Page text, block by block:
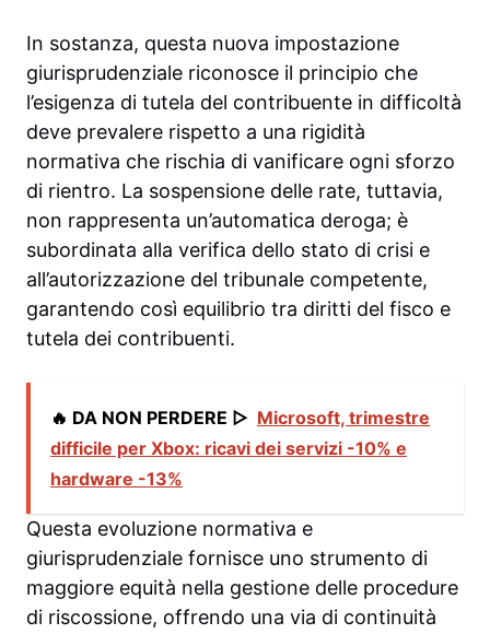
In sostanza, questa nuova impostazione
giurisprudenziale riconosce il principio che
l’esigenza di tutela del contribuente in difficoltà
deve prevalere rispetto a una rigidità
normativa che rischia di vanificare ogni sforzo
di rientro. La sospensione delle rate, tuttavia,
non rappresenta un’automatica deroga; è
subordinata alla verifica dello stato di crisi e
all’autorizzazione del tribunale competente,
garantendo così equilibrio tra diritti del fisco e
tutela dei contribuenti.
🔥 DA NON PERDERE ▷ Microsoft, trimestre
difficile per Xbox: ricavi dei servizi -10% e
hardware -13%
Questa evoluzione normativa e
giurisprudenziale fornisce uno strumento di
maggiore equità nella gestione delle procedure
di riscossione, offrendo una via di continuità